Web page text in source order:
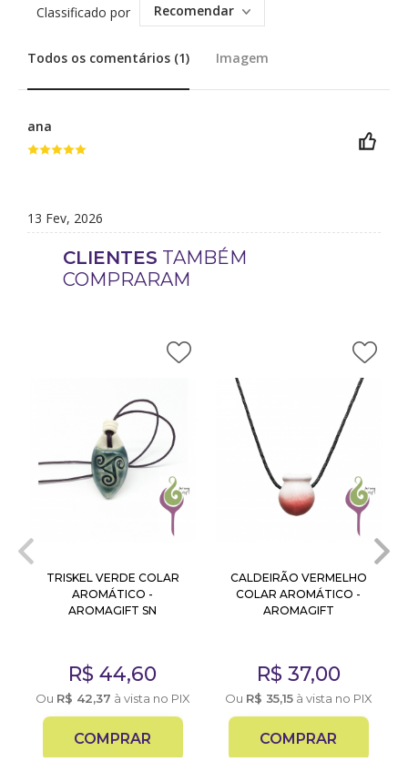
Classificado por Recomendar
Todos os comentários (1) Imagem
ana
13 Fev, 2026
CLIENTES TAMBÉM
COMPRARAM
TRISKEL VERDE COLAR
AROMÁTICO -
AROMAGIFT SN
R$44,60
Ou R$ 42,37 à vista no PIX
COMPRAR
CALDEIRÃO VERMELHO
COLAR AROMÁTICO -
AROMAGIFT
R$ 37,00
Ou R$ 35,15à vista no PIX
COMPRAR